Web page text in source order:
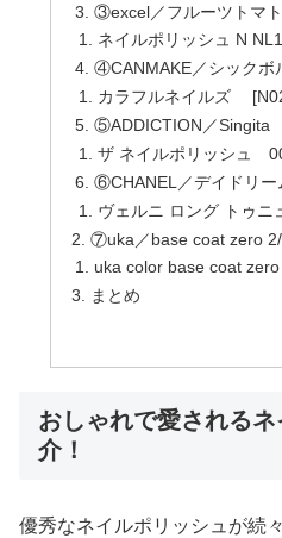
③excel／フルーツトマト
ネイルポリッシュ N
④CANMAKE／シックボ
カラフルネイルズ
⑤ADDICTION／Singita
ザ ネイルポリッシュ
⑥CHANEL／デイドリー
ヴェルニ ロング トゥ
⑦uka／base coat zero
uka color base coat
まとめ
おしゃれで愛される
介！
優秀なネイルポリッシュが続